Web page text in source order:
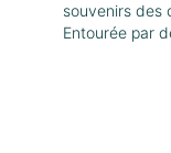
souvenirs des
Entourée par